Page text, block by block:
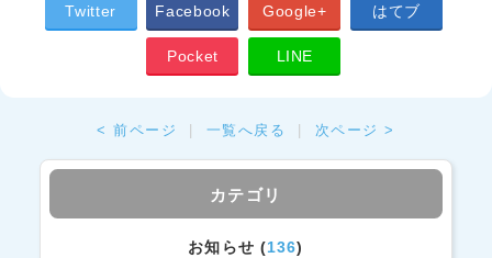
Twitter Facebook Google+ はてブ
Pocket LINE
< 前ページ 一覧へ戻る 次ページ >
カテゴリ
お知らせ (136)